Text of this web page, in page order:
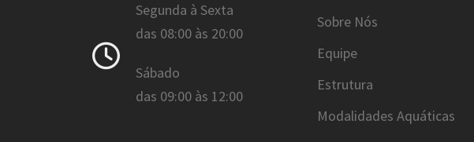
Segunda à Sexta
das 08:00 às 20:00
Sábado
das 09:00 às 12:00
Sobre Nós
Equipe
Estrutura
Modalidades Aquáticas